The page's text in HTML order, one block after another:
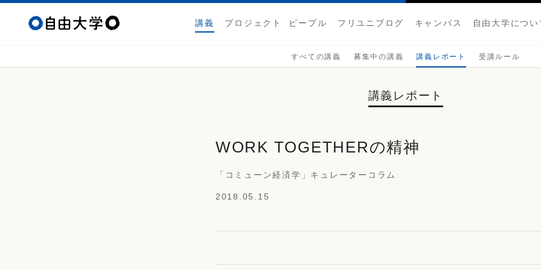
講義 プロジェクト ピープル フリユニブログ キャンパス 自由大学につい
すべての講義 募集中の講義 講義レポート 受講ルール
講義レポート
WORK TOGETHERの精神
「コミューン経済学」キュレーターコラム
2018.05.15